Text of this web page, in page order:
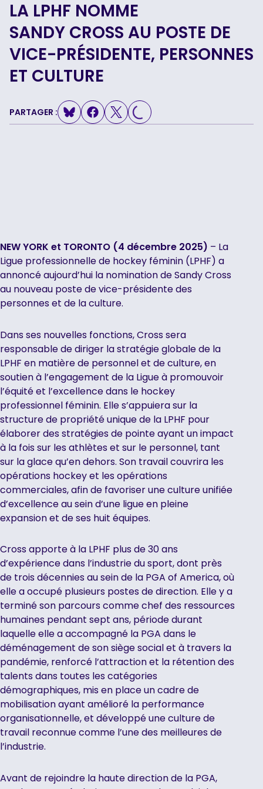
LA LPHF NOMME
SANDY CROSS AU POSTE DE
VICE-PRÉSIDENTE, PERSONNES
ET CULTURE
PARTAGER : LOADING...
NEW YORK et TORONTO (4 décembre 2025) – La
Ligue professionnelle de hockey féminin (LPHF) a
annoncé aujourd’hui la nomination de Sandy Cross
au nouveau poste de vice-présidente des
personnes et de la culture.
Dans ses nouvelles fonctions, Cross sera
responsable de diriger la stratégie globale de la
LPHF en matière de personnel et de culture, en
soutien à l’engagement de la Ligue à promouvoir
l’équité et l’excellence dans le hockey
professionnel féminin. Elle s’appuiera sur la
structure de propriété unique de la LPHF pour
élaborer des stratégies de pointe ayant un impact
à la fois sur les athlètes et sur le personnel, tant
sur la glace qu’en dehors. Son travail couvrira les
opérations hockey et les opérations
commerciales, afin de favoriser une culture unifiée
d’excellence au sein d’une ligue en pleine
expansion et de ses huit équipes.
Cross apporte à la LPHF plus de 30 ans
d’expérience dans l’industrie du sport, dont près
de trois décennies au sein de la PGA of America, où
elle a occupé plusieurs postes de direction. Elle y a
terminé son parcours comme chef des ressources
humaines pendant sept ans, période durant
laquelle elle a accompagné la PGA dans le
déménagement de son siège social et à travers la
pandémie, renforcé l’attraction et la rétention des
talents dans toutes les catégories
démographiques, mis en place un cadre de
mobilisation ayant amélioré la performance
organisationnelle, et développé une culture de
travail reconnue comme l’une des meilleures de
l’industrie.
Avant de rejoindre la haute direction de la PGA,